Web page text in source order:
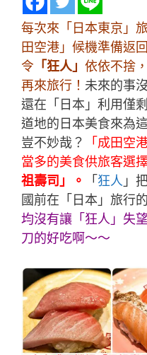
每次來「日本東京」
田空港」候機準備返
令 「狂人」 依依不捨
再來旅行！ 未來的事
還在「日本」利用僅
道地的日本美食來為
豈不妙哉？
「成田空
當多的美食供旅客選擇
祖壽司」。
「狂人 」
國前在「日本」旅行
均沒有讓「狂人 」失
刀的好吃啊～～